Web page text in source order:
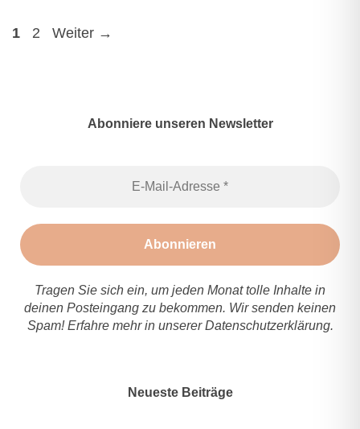
Seite
1 Seite
2 Weiter →
Abonniere unseren Newsletter
Tragen Sie sich ein, um jeden Monat tolle Inhalte in
deinen Posteingang zu bekommen. Wir senden keinen
Spam! Erfahre mehr in unsererDatenschutzerklärung.
Neueste Beiträge